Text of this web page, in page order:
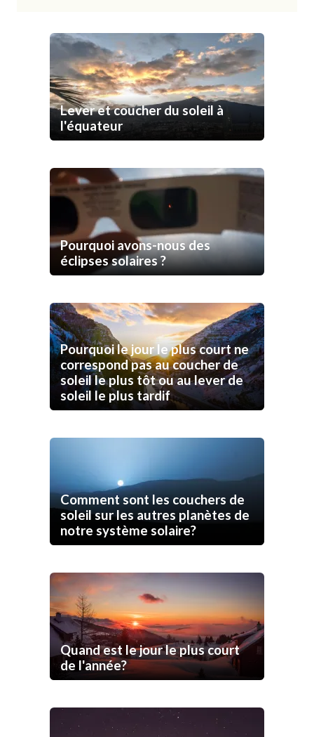
Lever et coucher du soleil à
l'équateur
Pourquoi avons-nous des
éclipses solaires ?
Pourquoi le jour le plus court ne
correspond pas au coucher de
soleil le plus tôt ou au lever de
soleil le plus tardif
Comment sont les couchers de
soleil sur les autres planètes de
notre système solaire?
Quand est le jour le plus court
de l'année?